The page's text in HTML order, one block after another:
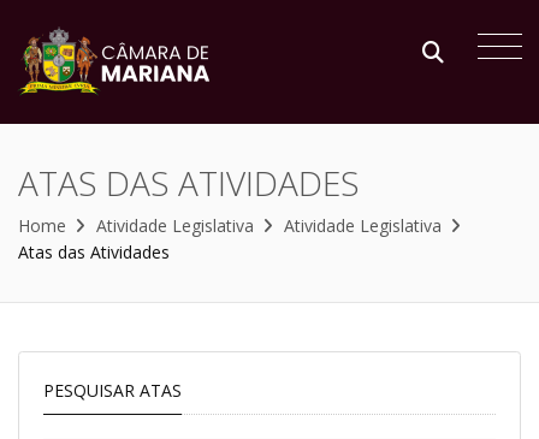
ATAS DAS ATIVIDADES
Home Atividade Legislativa
Atividade Legislativa
Atas das Atividades
PESQUISAR ATAS